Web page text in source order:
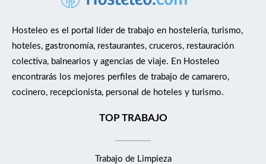
Hosteleo es el portal líder de trabajo en hostelería, turismo,
hoteles, gastronomía, restaurantes, cruceros, restauración
colectiva, balnearios y agencias de viaje. En Hosteleo
encontrarás los mejores perfiles de trabajo de camarero,
cocinero, recepcionista, personal de hoteles y turismo.
TOP TRABAJO
Trabajo de Limpieza